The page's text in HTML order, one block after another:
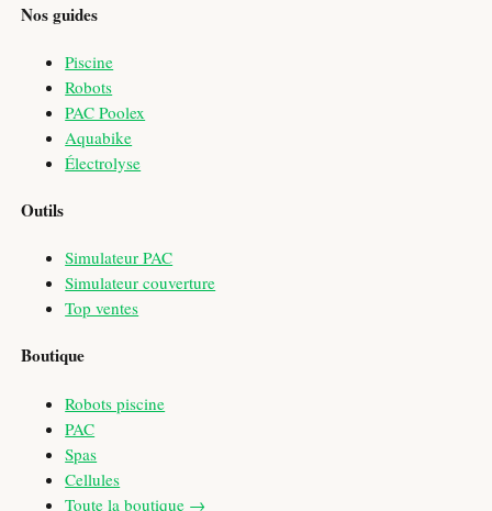
Nos guides
Piscine
Robots
PAC Poolex
Aquabike
Électrolyse
Outils
Simulateur PAC
Simulateur couverture
Top ventes
Boutique
Robots piscine
PAC
Spas
Cellules
Toute la boutique →